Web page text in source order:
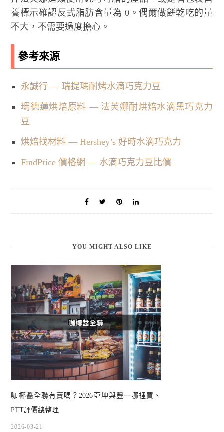
養標示確認反式脂肪含量為 0。偶爾做餅乾吃的量
不大，不需要過度擔心。
參考來源
永誠行 — 瑞提瑪耐烤水滴巧克力豆
瑪德蓮烘焙原料 — 法芙娜耐烘焙水滴黑巧克力
豆
烘焙找材料 — Hershey’s 好時水滴巧克力
FindPrice 價格網 — 水滴巧克力豆比價
YOU MIGHT ALSO LIKE
咖椰醬全聯有賣嗎？2026亞坤與豐一哪裡買、
PTT評價總整理
2026-03-21